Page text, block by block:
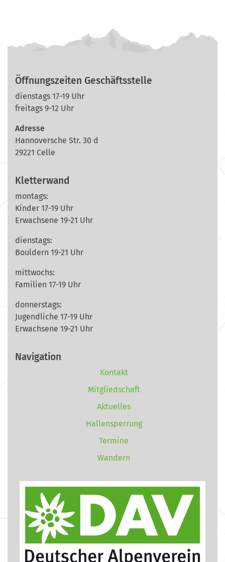
Öffnungszeiten Geschäftsstelle
dienstags 17-19 Uhr
freitags 9-12 Uhr
Adresse
Hannoversche Str. 30 d
29221 Celle
Kletterwand
montags:
Kinder 17-19 Uhr
Erwachsene 19-21 Uhr
dienstags:
Bouldern 19-21 Uhr
mittwochs:
Familien 17-19 Uhr
donnerstags:
Jugendliche 17-19 Uhr
Erwachsene 19-21 Uhr
Navigation
Kontakt
Mitgliedschaft
Aktuelles
Hallensperrung
Termine
Wandern